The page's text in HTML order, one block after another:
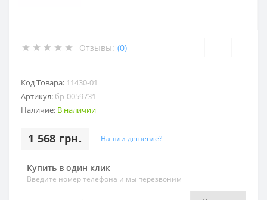
Отзывы: (0)
Код Товара: 11430-01
Артикул: бр-0059731
Наличие: В наличии
1 568 грн. Нашли дешевле?
Купить в один клик
Введите номер телефона и мы перезвоним